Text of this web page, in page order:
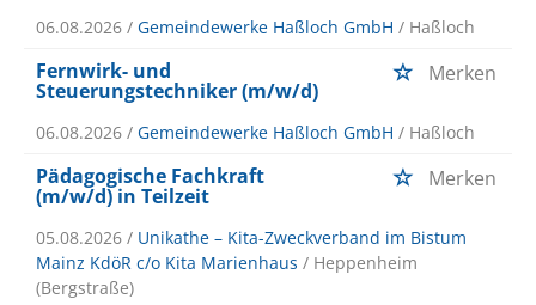
06.08.2026 / Gemeindewerke Haßloch GmbH / Haßloch
Fernwirk- und
Steuerungstechniker (m/w/d)
Merken
06.08.2026 / Gemeindewerke Haßloch GmbH / Haßloch
Pädagogische Fachkraft
(m/w/d) in Teilzeit
Merken
05.08.2026 / Unikathe – Kita-Zweckverband im Bistum
Mainz KdöR c/o Kita Marienhaus / Heppenheim
(Bergstraße)